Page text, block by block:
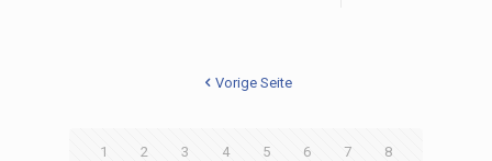
Vorige Seite
1 2 3 4 5 6 7 8